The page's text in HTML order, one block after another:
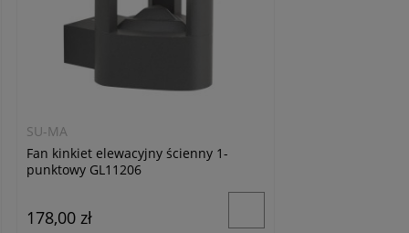
SU-MA
Fan kinkiet elewacyjny ścienny 1-
punktowy GL11206
178,00 zł